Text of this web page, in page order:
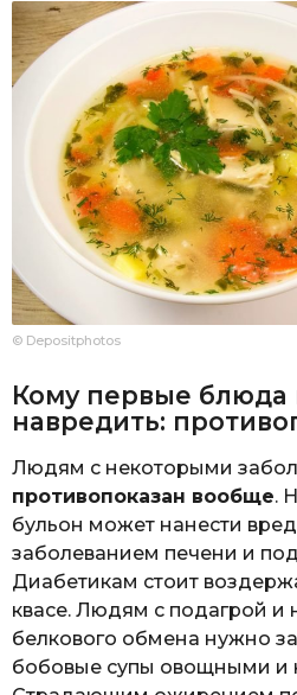
© Depositphotos
Кому первые блюда
навредить:
Людям с некоторыми
противопоказан вообще.
бульон может нанести
заболеванием печени и
Диабетикам стоит
квасе. Людям с подагрой и
белкового обмена нужно
бобовые супы овощными и